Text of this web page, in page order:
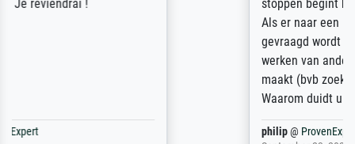
stoppen begint het weer van voor af aan).
gevraagd wordt krijg je ook een aantal
werken van andere wat het onoverzichtelijk
maakt (bvb zoek Ros = ook Rops, Rose etc).